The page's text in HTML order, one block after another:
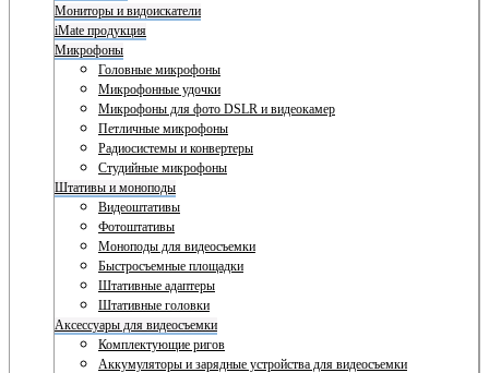
Мониторы и видоискатели
iMate продукция
Микрофоны
Головные микрофоны
Микрофонные удочки
Микрофоны для фото DSLR и видеокамер
Петличные микрофоны
Радиосистемы и конвертеры
Студийные микрофоны
Штативы и моноподы
Видеоштативы
Фотоштативы
Моноподы для видеосъемки
Быстросъемные площадки
Штативные адаптеры
Штативные головки
Аксессуары для видеосъемки
Комплектующие ригов
Аккумуляторы и зарядные устройства для видеосъемки